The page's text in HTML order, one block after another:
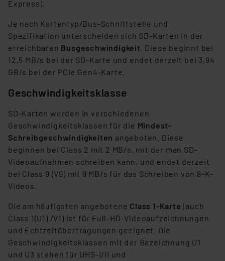
Datenschutz nach EU-Standards eingestuft wird. So
personenbezogene Daten in
hiergegen Klagemöglichkeiten für Europäer bestehen.
Europäischen Kommission sowie einer eigenen
insbesondere der Art der übermittelten Daten,
verbundenen Risiken.“
Impressum| Datenschutzerklärung
Express).
Je nach Kartentyp/Bus-Schnittstelle und
Spezifikation unterscheiden sich SD-Karten in der
erreichbaren Busgeschwindigkeit . Diese beginnt bei
12,5 MB/s bei der SD-Karte und endet derzeit bei 3,94
GB/s bei der PCIe Gen4-Karte.
Geschwindigkeitsklasse
SD-Karten werden in verschiedenen
Geschwindigkeitsklassen für die Mindest-
Schreibgeschwindigkeiten angeboten. Diese
beginnen bei Class 2 mit 2 MB/s, mit der man SD-
Videoaufnahmen schreiben kann, und endet derzeit
bei Class 9 (V9) mit 9 MB/s für das Schreiben von 8-K-
Videos.
Die am häufigsten angebotene Class 1-Karte (auch
Class 1(U1) /V1) ist für Full-HD-Videoaufzeichnungen
und Echtzeitübertragungen geeignet. Die
Geschwindigkeitsklassen mit der Bezeichnung U1
und U3 stehen für UHS-I/II und